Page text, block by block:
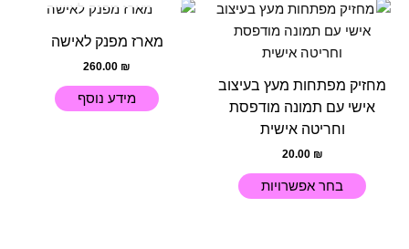
מחזיק מפתחות מעץ בעיצוב
אישי עם תמונה מודפסת
וחריטה אישית
20.00 ₪
בחר אפשרויות
למוצר
זה
האפשרויות
מארז מפנק לאישה
260.00 ₪
מידע נוסף